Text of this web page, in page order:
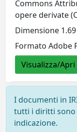
Commons
opere derivate
Dimensione
Formato Adobe
Visualizza/Apri
I documenti in
tutti i diritti sono
indicazione.